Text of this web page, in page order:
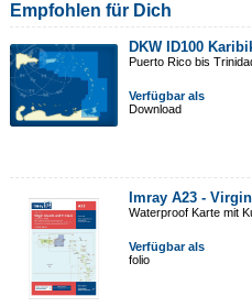
Empfohlen für Dich
DKW ID100
Puerto Rico bis
Verfügbar als
Download
Imray A23 -
Waterproof Karte mit
Verfügbar als
folio